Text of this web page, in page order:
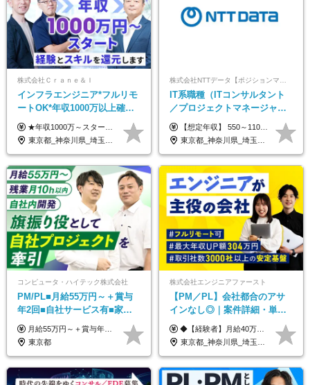
株式会社Ｃｒａｎｅ＆Ｉ
インフラエンジニア*フルリモ
ートOK*年収1000万以上確約*
前職給与保障*残業月9.8h*40
代50代活躍
★年収1000万～スタート！ 年俸1,000万円～1,162万8,000円（12分割） ※経験・スキルを考慮の上決定します ※上記金額には固定残業代（月30h分・158,400円～184,000円）を含みます ※超過分は別途全額支給します ※試用期間2ヶ月間あり（その他待遇に差異はありません）
東京都_神奈川県_埼玉県_千葉県_大阪府_愛知県_北海道_青森県_岩手県_宮城県_秋田県_山形県_福島県_茨城県_栃木県_群馬県_新潟県_山梨県_長野県_富山県_石川県_福井県_静岡県_岐阜県_三重県_兵庫県_京都府_滋賀県_奈良県_和歌山県_広島県_岡山県_鳥取県_島根県_山口県_徳島県_香川県_愛媛県_高知県_福岡県_熊本県_佐賀県_長崎県_大分県_宮崎県_鹿児島県_沖縄県
IT系職種（ITコンサルタント
／プロジェクトマネージャー
／ITアーキテクト）
【想定年収】 550～1100万 【想定役職】 課長代理 主任 一般 ※これまでの経験・年齢などを考慮し、当社給与規則に基づき決定します。 ※残業手当 一般社員（定型勤務・フレックスタイム制）の場合：時間外労働連動支給 一般社員（専門業務型裁量労働制）・管理職の場合：なし 裁量労働の場合について裁量労働手当がございますが、超過分の時間外手当の支給はありません。 （固定残業手当ではないため） ※裁量労働手当 一般社員（専門業務型裁量労働制）の場合：別途、裁量労働手当の支給がございます。
東京都_神奈川県_埼玉県_千葉県_大阪府_愛知県_北海道_青森県_岩手県_宮城県_秋田県_山形県_福島県_茨城県_栃木県_群馬県_新潟県_山梨県_長野県_富山県_石川県_福井県_静岡県_岐阜県_三重県_兵庫県_京都府_滋賀県_奈良県_和歌山県_広島県_岡山県_鳥取県_島根県_山口県_徳島県_香川県_愛媛県_高知県_福岡県_熊本県_佐賀県_長崎県_大分県_宮崎県_鹿児島県_沖縄県
コンピュータ・ハイテック株式会社
PM/PL■月給55万円～＋賞与
年2回■自社サービス有■家族
手当有■残業月10h
月給55万円～＋賞与年2回＋決算賞与＋残業代全額支給＋各手当 ※月給の金額は経験やスキルを考慮して、決定します ※残業代は別途全額支給します ※試用期間6ヶ月（期間中の給与・待遇に差異はありません） ★7期連続決算賞与支給中！
東京都
株式会社エンジニアファースト
【PM／PL】会社都合のアサ
インなし◎｜案件詳細・単
価・給与テーブル全公開！働
き方も年収も自分で選べる！
◆【経験者】月給40万円～120万円(固定残業代含む)+各種手当 ※月30時間（76,000円～）の固定残業代を含みます。 ※上記を超える時間外労働分は追加で支給。 ※6ヶ月の試用期間あり（条件に変動なし） ・年収平均176万円アップ ・前職給与を保証 ◆単価連動性×還元率84％～100％で収入の大幅UPが可能 ・案件単価が月50万円の場合：年収417万円 ・案件単価が月70万円の場合：年収584万円 ・案件単価が月100万円の場合：年収834万円
東京都_神奈川県_埼玉県_千葉県_大阪府_愛知県_北海道_青森県_岩手県_宮城県_秋田県_山形県_福島県_茨城県_栃木県_群馬県_新潟県_山梨県_長野県_富山県_石川県_福井県_静岡県_岐阜県_三重県_兵庫県_京都府_滋賀県_奈良県_和歌山県_広島県_岡山県_鳥取県_島根県_山口県_徳島県_香川県_愛媛県_高知県_福岡県_熊本県_佐賀県_長崎県_大分県_宮崎県_鹿児島県_沖縄県